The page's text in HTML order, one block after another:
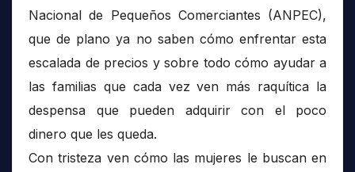
Nacional de Pequeños Comerciantes (ANPEC),
que de plano ya no saben cómo enfrentar esta
escalada de precios y sobre todo cómo ayudar a
las familias que cada vez ven más raquítica la
despensa que pueden adquirir con el poco
dinero que les queda.
Con tristeza ven cómo las mujeres le buscan en